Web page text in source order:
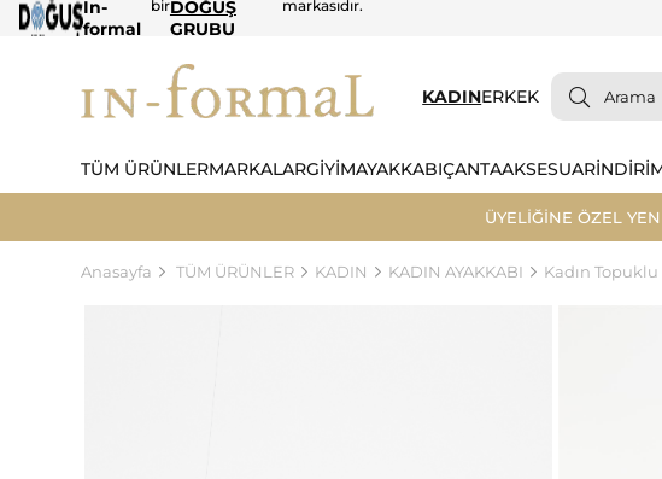
In-
formal
birDOĞUŞ
GRUBU
markasıdır.
KADINERKEK
TÜM ÜRÜNLERMARKALARGİYİMAYAKKABIÇANTAAKSESUAR
ÜYELİĞİNE ÖZEL
Anasayfa TÜM ÜRÜNLER KADIN KADIN AYAKKABI Kadın Topuklu